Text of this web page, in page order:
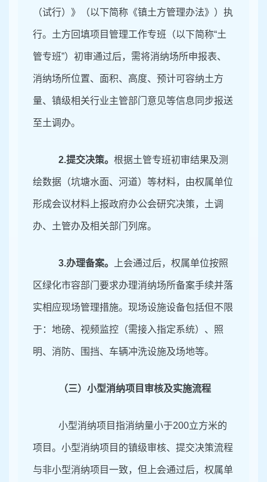
（试行）》（以下简称《镇土方管理办法》）执
行。土方回填项目管理工作专班（以下简称“土
管专班”）初审通过后，需将消纳场所申报表、
消纳场所位置、面积、高度、预计可容纳土方
量、镇级相关行业主管部门意见等信息同步报送
至土调办。
2.提交决策。 根据土管专班初审结果及测
绘数据（坑塘水面、河道）等材料，由权属单位
形成会议材料上报政府办公会研究决策，土调
办、土管办及相关部门列席。
3.办理备案。 上会通过后，权属单位按照
区绿化市容部门要求办理消纳场所备案手续并落
实相应现场管理措施。现场设施设备包括但不限
于：地磅、视频监控（需接入指定系统）、照
明、消防、围挡、车辆冲洗设施及场地等。
（三）小型消纳项目审核及实施流程
小型消纳项目指消纳量小于200立方米的
项目。小型消纳项目的镇级审核、提交决策流程
与非小型消纳项目一致，但上会通过后，权属单